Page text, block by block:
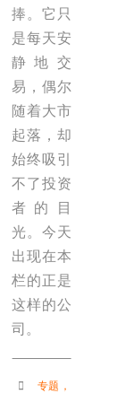
捧。它只
是每天安
静地交
易，偶尔
随着大市
起落，却
始终吸引
不了投资
者的目
光。今天
出现在本
栏的正是
这样的公
司。
专题 ，